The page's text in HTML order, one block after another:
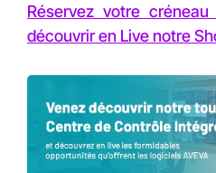
Réservez votre
découvrir en Live notre